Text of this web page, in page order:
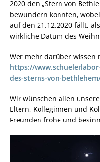
2020 den „Stern von
bewundern konnten,
auf den 21.12.2020 fällt,
wirkliche Datum des
Wer mehr darüber wissen
https://
des-sterns-von-bethlehem/
Wir wünschen allen
Eltern, Kolleginnen und
Freunden frohe und